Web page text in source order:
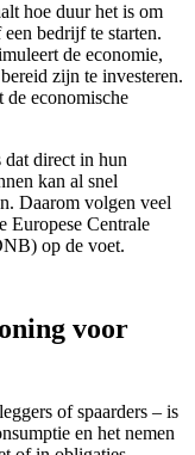
hoe duur het is om
bedrijf te starten.
de economie,
zijn te investeren.
de economische
dat direct in hun
kan al snel
Daarom volgen veel
Europese Centrale
op de voet.
voor
of spaarders – is
en het nemen